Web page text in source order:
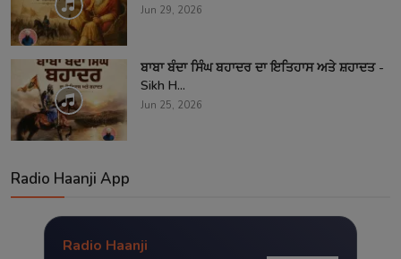
Jun 29, 2026
ਬਾਬਾ ਬੰਦਾ ਸਿੰਘ ਬਹਾਦਰ ਦਾ ਇਤਿਹਾਸ ਅਤੇ ਸ਼ਹਾਦਤ -
Sikh H...
Jun 25, 2026
Radio Haanji App
Radio Haanji